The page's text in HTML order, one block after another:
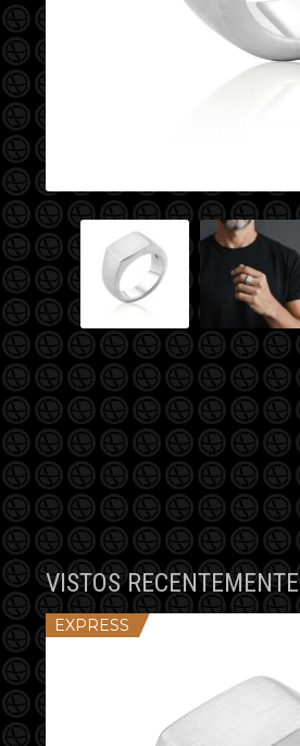
VISTOS RECENTEMENTE
EXPRESS